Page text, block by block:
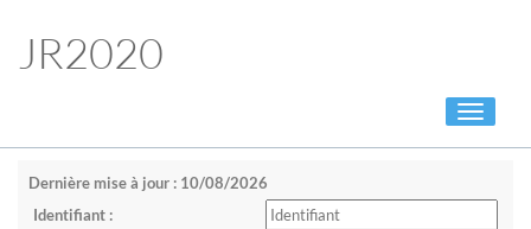
JR2020
Toggle
Dernière mise à jour : 10/08/2026
Identifiant :